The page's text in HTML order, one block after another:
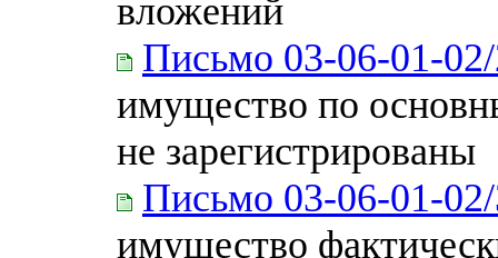
вложений
Письмо 03-06-01-
имущество по
не зарегистрированы
Письмо 03-06-01-
имущество